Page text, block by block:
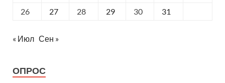
26
27 28 29 30 31
« Июл Сен »
ОПРОС